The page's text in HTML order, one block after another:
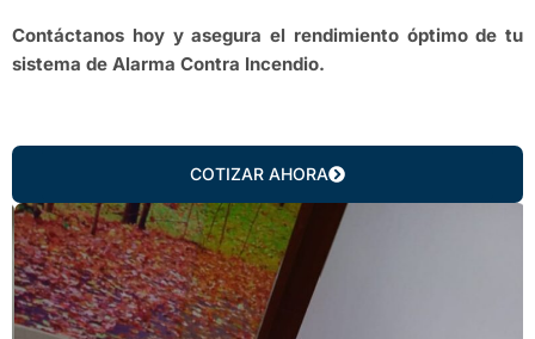
Contáctanos hoy y asegura el rendimiento óptimo de tu
sistema de Alarma Contra Incendio.
COTIZAR AHORA